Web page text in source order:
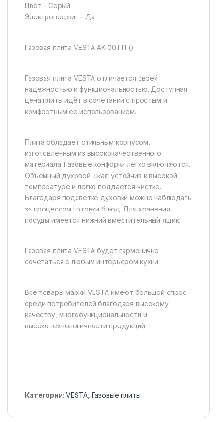
Цвет – Серый
Электроподжиг – Да
Газовая плита VESTA AK-00 ГП ()
Газовая плита VESTA отличается своей
надежностью и функциональностью. Доступная
цена плиты идёт в сочетании с простым и
комфортным её использованием.
Плита обладает стильным корпусом,
изготовленным из высококачественного
материала. Газовые конфорки легко включаются.
Объёмный духовой шкаф устойчив к высокой
температуре и легко поддаётся чистке.
Благодаря подсветке духовки можно наблюдать
за процессом готовки блюд. Для хранения
посуды имеется нижний вместительный ящик.
Газовая плита VESTA будет гармонично
сочетаться с любым интерьером кухни.
Все товары марки VESTA имеют большой спрос
среди потребителей благодаря высокому
качеству, многофункциональности и
высокотехнологичности продукций.
Категории:VESTA, Газовые плиты